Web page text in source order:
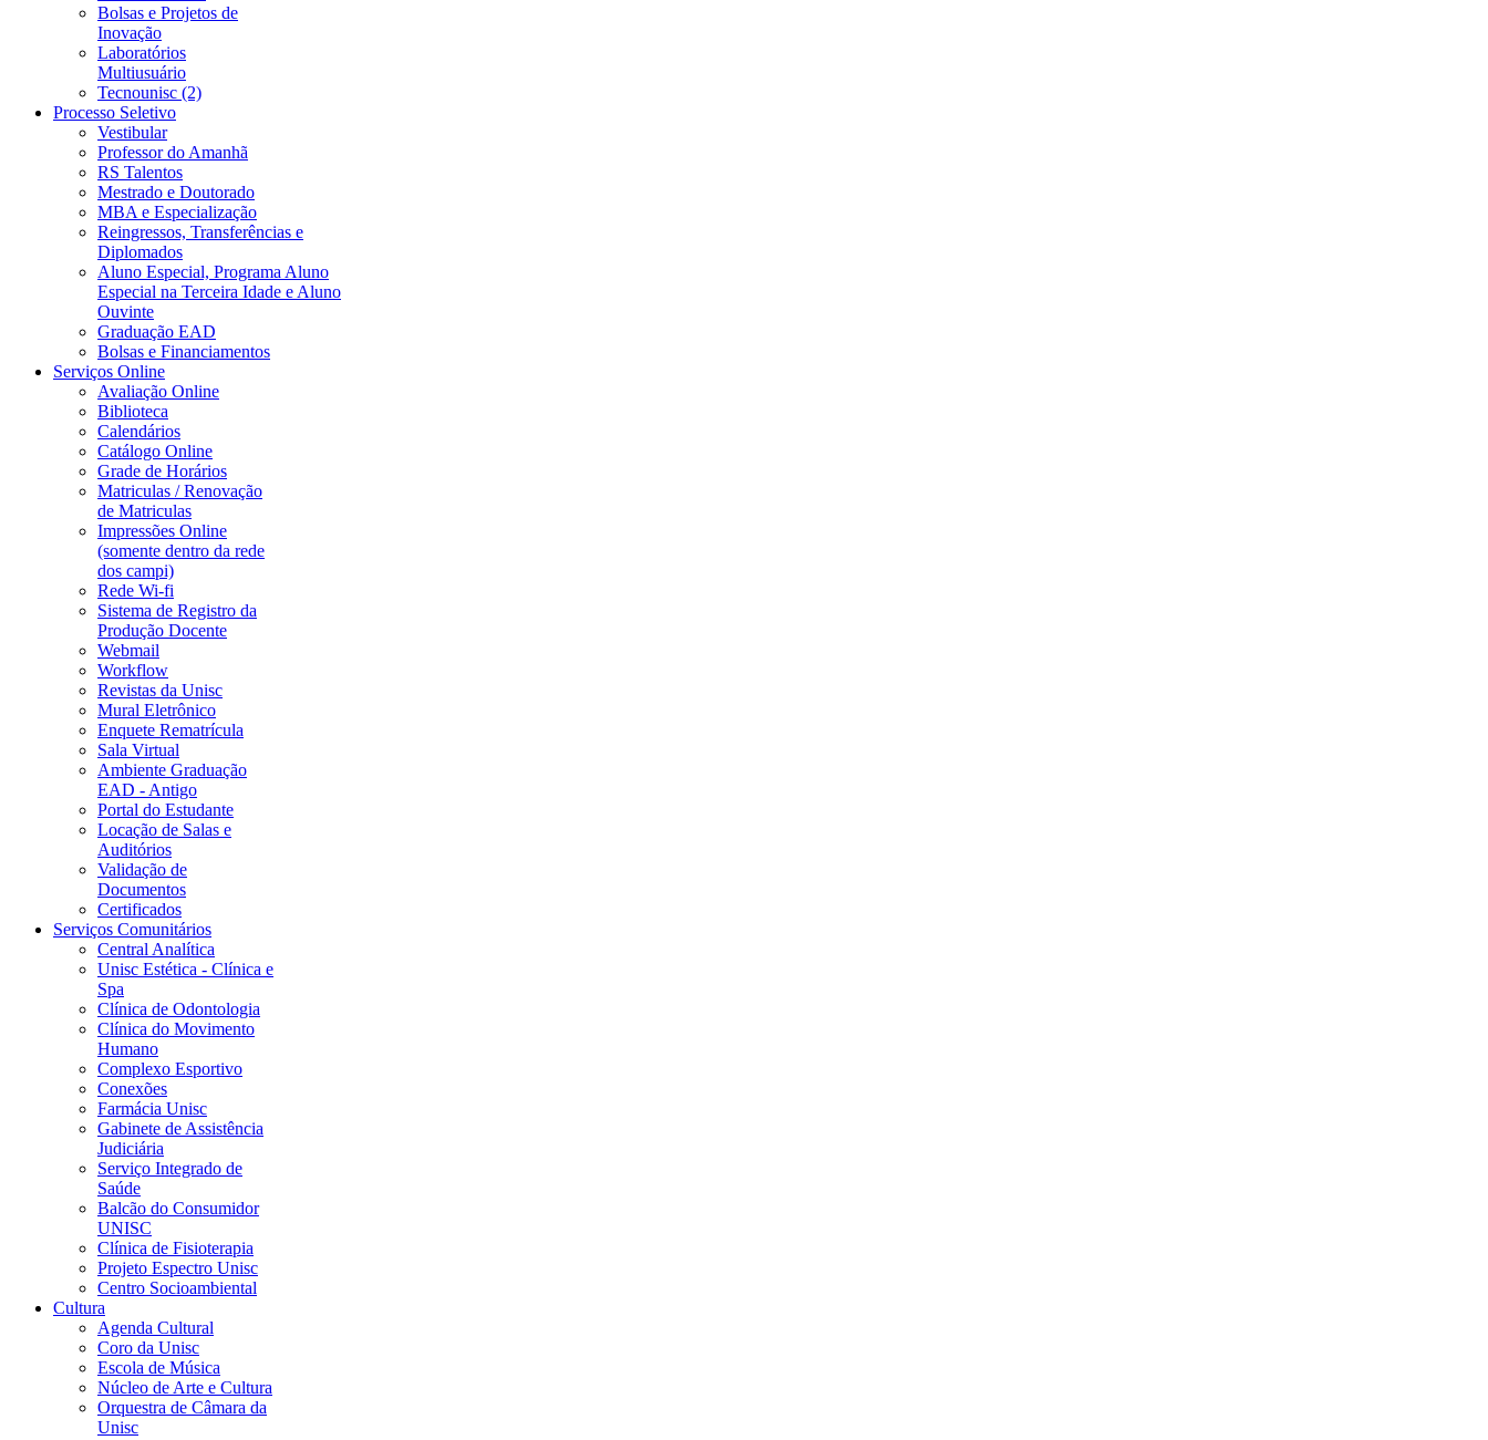
Bolsas e Projetos de
Inovação
Laboratórios
Multiusuário
Tecnounisc (2)
Processo Seletivo
Vestibular
Professor do Amanhã
RS Talentos
Mestrado e Doutorado
MBA e Especialização
Reingressos, Transferências e
Diplomados
Aluno Especial, Programa Aluno
Especial na Terceira Idade e Aluno
Ouvinte
Graduação EAD
Bolsas e Financiamentos
Serviços Online
Avaliação Online
Biblioteca
Calendários
Catálogo Online
Grade de Horários
Matriculas / Renovação
de Matriculas
Impressões Online
(somente dentro da rede
dos campi)
Rede Wi-fi
Sistema de Registro da
Produção Docente
Webmail
Workflow
Revistas da Unisc
Mural Eletrônico
Enquete Rematrícula
Sala Virtual
Ambiente Graduação
EAD - Antigo
Portal do Estudante
Locação de Salas e
Auditórios
Validação de
Documentos
Certificados
Serviços Comunitários
Central Analítica
Unisc Estética - Clínica e
Spa
Clínica de Odontologia
Clínica do Movimento
Humano
Complexo Esportivo
Conexões
Farmácia Unisc
Gabinete de Assistência
Judiciária
Serviço Integrado de
Saúde
Balcão do Consumidor
UNISC
Clínica de Fisioterapia
Projeto Espectro Unisc
Centro Socioambiental
Cultura
Agenda Cultural
Coro da Unisc
Escola de Música
Núcleo de Arte e Cultura
Orquestra de Câmara da
Unisc